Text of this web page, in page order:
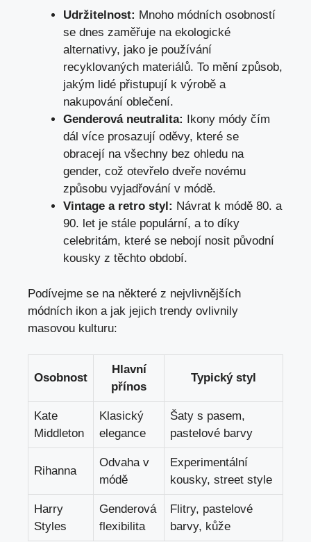
Udržitelnost: Mnoho módních osobností
se dnes zaměřuje na ekologické
alternativy, jako je používání
recyklovaných materiálů. To mění způsob,
jakým lidé přistupují k výrobě a
nakupování oblečení.
Genderová neutralita: Ikony módy čím
dál více prosazují oděvy, které se
obracejí na všechny bez ohledu na
gender, což otevřelo dveře novému
způsobu vyjadřování v módě.
Vintage a retro styl: Návrat k módě 80. a
90. let je stále populární, a to díky
celebritám, které se nebojí nosit původní
kousky z těchto období.
Podívejme se na některé z nejvlivnějších
módních ikon a jak jejich trendy ovlivnily
masovou kulturu:
Osobnost
Hlavní
přínos
Typický styl
Kate
Middleton
Klasický
elegance
Šaty s pasem,
pastelové barvy
Rihanna
Odvaha v
módě
Experimentální
kousky, street style
Harry
Styles
Genderová
flexibilita
Flitry, pastelové
barvy, kůže